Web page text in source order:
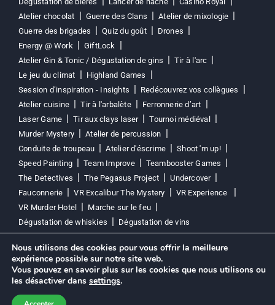
Atelier chocolat
Guerre des Clans
Atelier de mixologie
Guerre des brigades
Quiz du goût
Drones
Energy @ Work
GiftLock
Atelier Gin & Tonic / Dégustation de gins
Tir à l'arc
Le jeu du climat
Highland Games
Session d’inspiration - Insights
Redécouvrez vos collègues
Atelier cuisine
Tir à l'arbalète
Ferronnerie d’art
Laser Game
Tir aux clays laser
Tournoi médiéval
Murder Mystery
Atelier de percussion
Conduite de troupeau
Atelier d'éscrime
Shoot 'm up!
Speed Painting
Team Improve
Teambooster Games
The Detectives
The Pegasus Project
Undercover
Fauconnerie
VR Excalibur The Mystery
VR Experience
VR Murder Hotel
Marche sur le feu
Dégustation de whiskies
Dégustation de vins
Politique de confidentialité Politique en matière de cookies
Nous utilisons des cookies pour vous offrir la meilleure
expérience possible sur notre site web.
Vous pouvez en savoir plus sur les cookies que nous utilisons ou
les désactiver dans settings.